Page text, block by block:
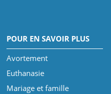
POUR EN SAVOIR PLUS
Avortement
Euthanasie
Mariage et famille